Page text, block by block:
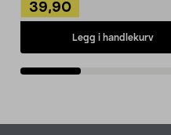
39,90
Legg i handlekurv